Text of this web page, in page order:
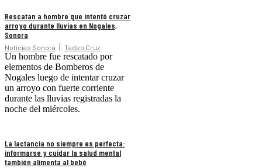
Rescatan a hombre que intentó cruzar
arroyo durante lluvias en Nogales,
Sonora
Noticias Sonora Tadeo Cruz
Un hombre fue rescatado por
elementos de Bomberos de
Nogales luego de intentar cruzar
un arroyo con fuerte corriente
durante las lluvias registradas la
noche del miércoles.
La lactancia no siempre es perfecta:
informarse y cuidar la salud mental
también alimenta al bebé